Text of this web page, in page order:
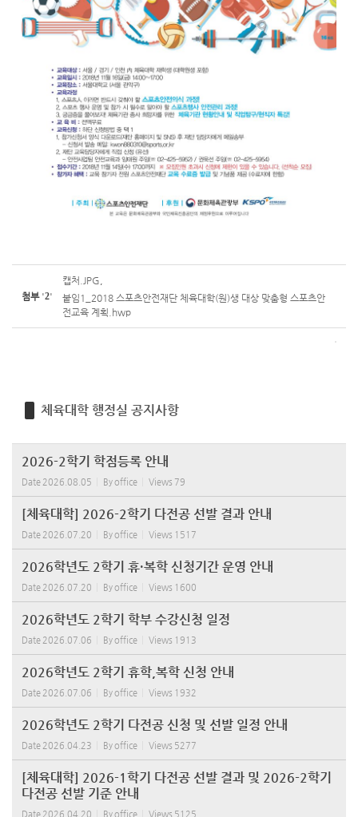
첨부 '2'
캡처.JPG
붙임1_2018 스포츠안전재단 체육대학(원)생 대상 맞춤형 스포츠안
전교육 계획.hwp
체육대학 행정실 공지사항
2026-2학기 학점등록 안내
Date 2026.08.05 Byoffice Views 79
[체육대학] 2026-2학기 다전공 선발 결과 안내
Date 2026.07.20 Byoffice Views 1517
2026학년도 2학기 휴·복학 신청기간 운영 안내
Date 2026.07.20 Byoffice Views 1600
2026학년도 2학기 학부 수강신청 일정
Date 2026.07.06 Byoffice Views 1913
2026학년도 2학기 휴학,복학 신청 안내
Date 2026.07.06 Byoffice Views 1932
2026학년도 2학기 다전공 신청 및 선발 일정 안내
Date 2026.04.23 Byoffice Views 5277
[체육대학] 2026-1학기 다전공 선발 결과 및 2026-2학기
다전공 선발 기준 안내
Date 2026.04.20 Byoffice Views 5125